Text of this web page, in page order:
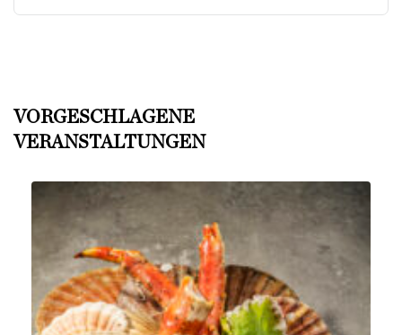
VORGESCHLAGENE
VERANSTALTUNGEN